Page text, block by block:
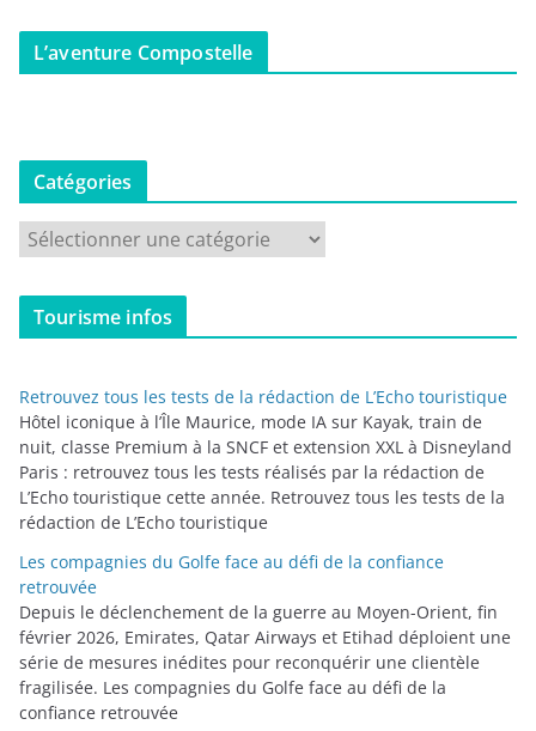
L’aventure Compostelle
Catégories
a
t
r
i
e
s
Tourisme infos
Retrouvez tous les tests de la rédaction de L’Echo touristique
Hôtel iconique à l’Île Maurice, mode IA sur Kayak, train de
nuit, classe Premium à la SNCF et extension XXL à Disneyland
Paris : retrouvez tous les tests réalisés par la rédaction de
L’Echo touristique cette année. Retrouvez tous les tests de la
rédaction de L’Echo touristique
Les compagnies du Golfe face au défi de la confiance
retrouvée
Depuis le déclenchement de la guerre au Moyen-Orient, fin
février 2026, Emirates, Qatar Airways et Etihad déploient une
série de mesures inédites pour reconquérir une clientèle
fragilisée. Les compagnies du Golfe face au défi de la
confiance retrouvée